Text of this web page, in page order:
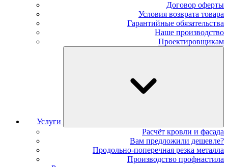
Договор оферты
Условия возврата товара
Гарантийные обязательства
Наше производство
Проектировщикам
Услуги
Расчёт кровли и фасада
Вам предложили дешевле?
Продольно-поперечная резка металла
Производство профнастила